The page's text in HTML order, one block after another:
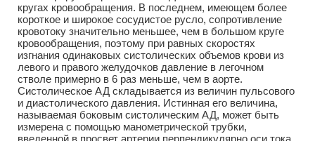
кругах кровообращения. В последнем, имеющем более
короткое и широкое сосудистое русло, сопротивление
кровотоку значительно меньшее, чем в большом круге
кровообращения, поэтому при равных скоростях
изгнания одинаковых систолических объемов крови из
левого и правого желудочков давление в легочном
стволе примерно в 6 раз меньше, чем в аорте.
Систолическое АД складывается из величин пульсового
и диастолического давления. Истинная его величина,
называемая боковым систолическим АД, может быть
измерена с помощью манометрической трубки,